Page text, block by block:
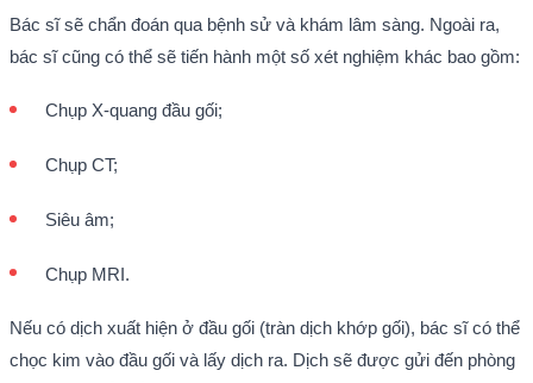
Bác sĩ sẽ chẩn đoán qua bệnh sử và khám lâm sàng. Ngoài ra,
bác sĩ cũng có thể sẽ tiến hành một số xét nghiệm khác bao gồm:
Chụp X-quang đầu gối;
Chụp CT;
Siêu âm;
Chụp MRI.
Nếu có dịch xuất hiện ở đầu gối (tràn dịch khớp gối), bác sĩ có thể
chọc kim vào đầu gối và lấy dịch ra. Dịch sẽ được gửi đến phòng